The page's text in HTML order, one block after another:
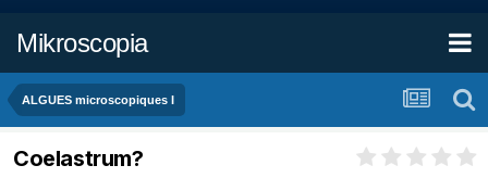
Mikroscopia
ALGUES microscopiques I
Coelastrum?